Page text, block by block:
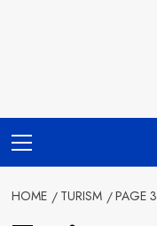
Menu
HOME TURISM PAGE 3